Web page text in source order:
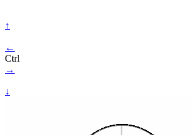
↑
←
Ctrl
→
↓